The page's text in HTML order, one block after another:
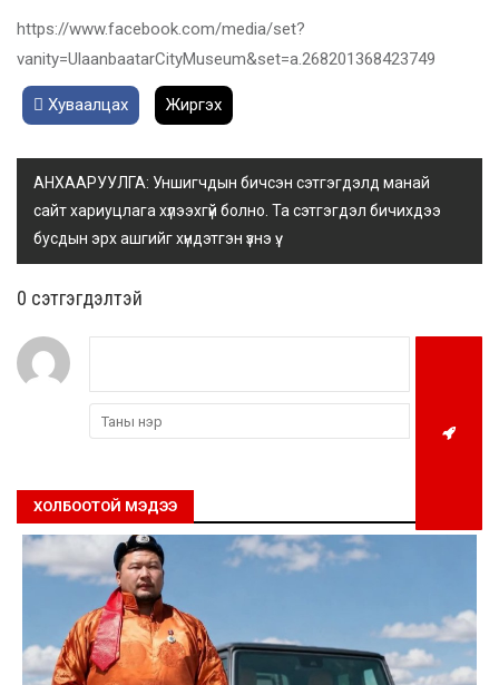
https://www.facebook.com/media/set?
vanity=UlaanbaatarCityMuseum&set=a.268201368423749
Хуваалцах Жиргэх
АНХААРУУЛГА: Уншигчдын бичсэн сэтгэгдэлд манай
сайт хариуцлага хүлээхгүй болно. Та сэтгэгдэл бичихдээ
бусдын эрх ашгийг хүндэтгэн үзнэ үү.
0 cэтгэгдэлтэй
ХОЛБООТОЙ МЭДЭЭ